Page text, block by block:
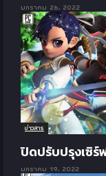
มกราคม 26, 2022
ข่าวสาร
ปิดปรับปรุงเซิร์
มกราคม 19, 2022